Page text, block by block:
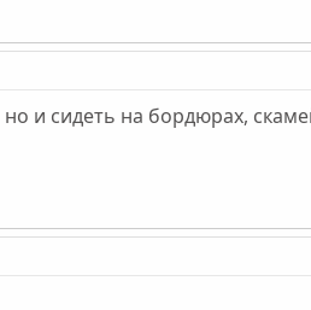
но и сидеть на бордюрах,